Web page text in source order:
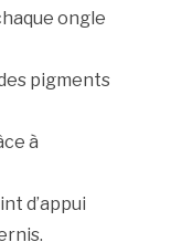
ongle
pigments
à
d’appui